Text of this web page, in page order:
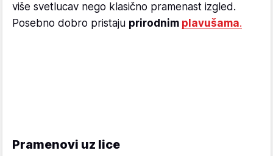
više svetlucav nego klasično pramenast izgled.
Posebno dobro pristaju prirodnim plavušama.
Pramenovi uz lice